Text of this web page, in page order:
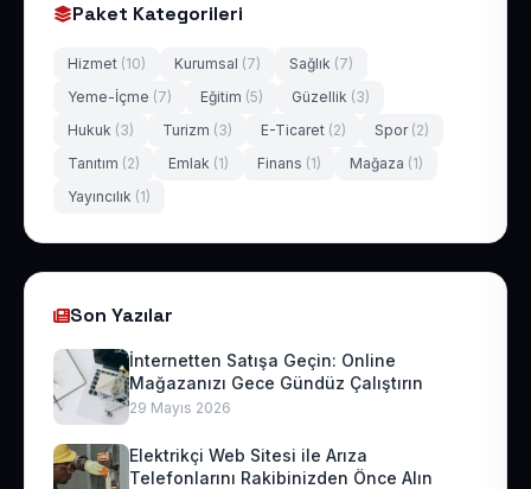
Paket Kategorileri
Hizmet (10) Kurumsal (7) Sağlık (7)
Yeme-İçme (7) Eğitim (5) Güzellik (3)
Hukuk (3) Turizm (3) E-Ticaret (2) Spor (2)
Tanıtım (2) Emlak (1) Finans (1) Mağaza (1)
Yayıncılık (1)
Son Yazılar
İnternetten Satışa Geçin: Online
Mağazanızı Gece Gündüz Çalıştırın
29 Mayıs 2026
Elektrikçi Web Sitesi ile Arıza
Telefonlarını Rakibinizden Önce Alın